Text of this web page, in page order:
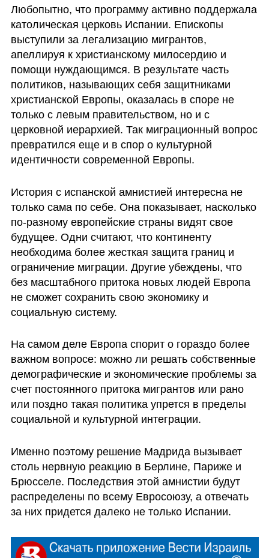
Любопытно, что программу активно поддержала
католическая церковь Испании. Епископы
выступили за легализацию мигрантов,
апеллируя к христианскому милосердию и
помощи нуждающимся. В результате часть
политиков, называющих себя защитниками
христианской Европы, оказалась в споре не
только с левым правительством, но и с
церковной иерархией. Так миграционный вопрос
превратился еще и в спор о культурной
идентичности современной Европы.
История с испанской амнистией интересна не
только сама по себе. Она показывает, насколько
по-разному европейские страны видят свое
будущее. Одни считают, что континенту
необходима более жесткая защита границ и
ограничение миграции. Другие убеждены, что
без масштабного притока новых людей Европа
не сможет сохранить свою экономику и
социальную систему.
На самом деле Европа спорит о гораздо более
важном вопросе: можно ли решать собственные
демографические и экономические проблемы за
счет постоянного притока мигрантов или рано
или поздно такая политика упрется в пределы
социальной и культурной интеграции.
Именно поэтому решение Мадрида вызывает
столь нервную реакцию в Берлине, Париже и
Брюсселе. Последствия этой амнистии будут
распределены по всему Евросоюзу, а отвечать
за них придется далеко не только Испании.